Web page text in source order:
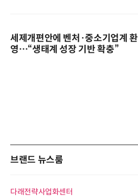
세제개편안에 벤처·중소기업계 환
영…“생태계 성장 기반 확충”
브랜드 뉴스룸
다래전략사업화센터